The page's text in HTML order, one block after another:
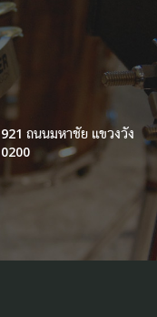
ถนนมหาชัย แขวงวัง